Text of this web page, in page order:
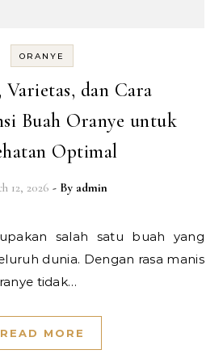
ORANYE
dan Cara
Buah Oranye untuk
Optimal
12, 2026 - By admin
dunia. Dengan rasa manis
tidak…
READ MORE